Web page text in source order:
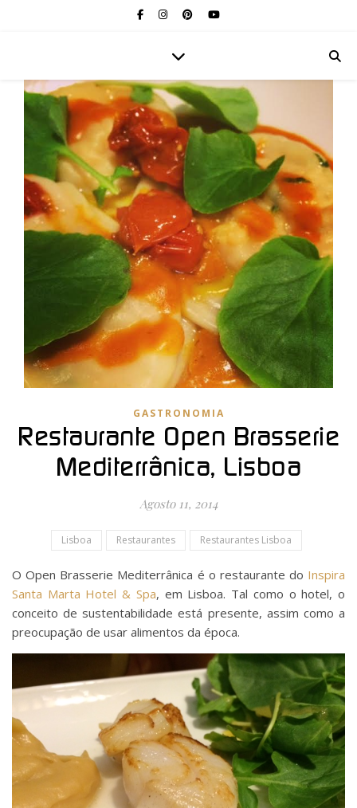
GASTRONOMIA
Restaurante Open Brasserie
Mediterrânica, Lisboa
Agosto 11, 2014
Lisboa Restaurantes Restaurantes Lisboa
O Open Brasserie Mediterrânica é o restaurante do Inspira
Santa Marta Hotel & Spa, em Lisboa. Tal como o hotel, o
conceito de sustentabilidade está presente, assim como a
preocupação de usar alimentos da época.